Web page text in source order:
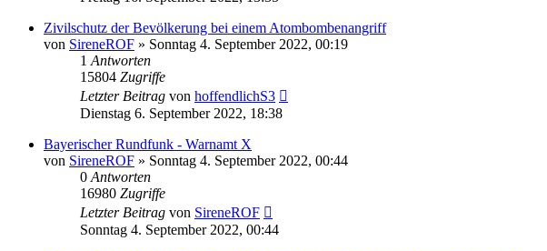
Zivilschutz der Bevölkerung bei einem Atombombenangriff
von SireneROF » Sonntag 4. September 2022, 00:19
1 Antworten
15804 Zugriffe
Letzter Beitrag von hoffendlichS3
Dienstag 6. September 2022, 18:38
Bayerischer Rundfunk - Warnamt X
von SireneROF » Sonntag 4. September 2022, 00:44
0 Antworten
16980 Zugriffe
Letzter Beitrag von SireneROF
Sonntag 4. September 2022, 00:44